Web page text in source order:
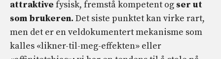
attraktive fysisk, fremstå kompetent og ser ut
som brukeren. Det siste punktet kan virke rart,
men det er en veldokumentert mekanisme som
kalles «likner-til-meg-effekten» eller